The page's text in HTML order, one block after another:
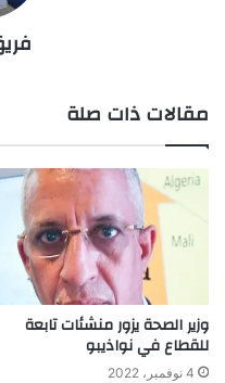
مقالات ذات صلة
وزير الصحة يزور منشئات تابعة
للقطاع في نواذيبو
4 نوفمبر، 2022